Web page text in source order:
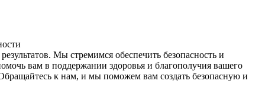
Мы стремимся обеспечить безопасность и
вам в поддержании здоровья и благополучия вашего
к нам, и мы поможем вам создать безопасную и